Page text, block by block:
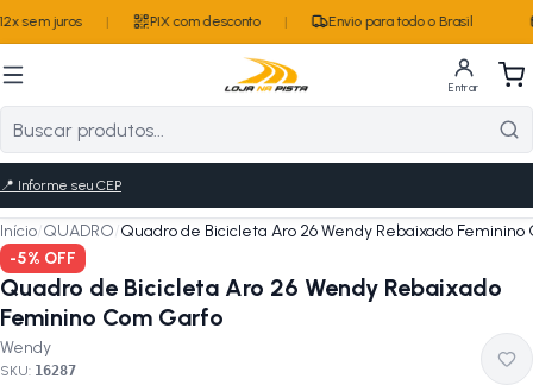
sem juros PIX com desconto Envio para todo o Brasil
Entrar
📍 Informe seu CEP
Início/QUADRO/Quadro de Bicicleta Aro 26 Wendy Rebaixado Feminino
-5% OFF
Quadro de Bicicleta Aro 26 Wendy Rebaixado
Feminino Com Garfo
Wendy
SKU: 16287